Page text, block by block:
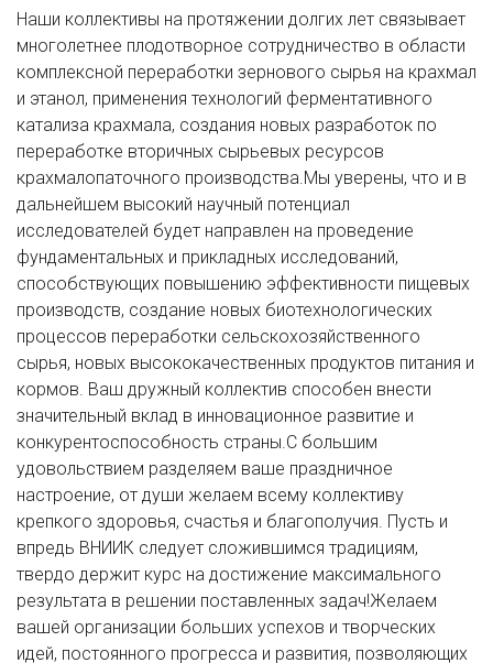
Наши коллективы на протяжении долгих лет связывает
многолетнее плодотворное сотрудничество в области
комплексной переработки зернового сырья на крахмал
и этанол, применения технологий ферментативного
катализа крахмала, создания новых разработок по
переработке вторичных сырьевых ресурсов
крахмалопаточного производства.Мы уверены, что и в
дальнейшем высокий научный потенциал
исследователей будет направлен на проведение
фундаментальных и прикладных исследований,
способствующих повышению эффективности пищевых
производств, создание новых биотехнологических
процессов переработки сельскохозяйственного
сырья, новых высококачественных продуктов питания и
кормов. Ваш дружный коллектив способен внести
значительный вклад в инновационное развитие и
конкурентоспособность страны.С большим
удовольствием разделяем ваше праздничное
настроение, от души желаем всему коллективу
крепкого здоровья, счастья и благополучия. Пусть и
впредь ВНИИК следует сложившимся традициям,
твердо держит курс на достижение максимального
результата в решении поставленных задач!Желаем
вашей организации больших успехов и творческих
идей, постоянного прогресса и развития, позволяющих